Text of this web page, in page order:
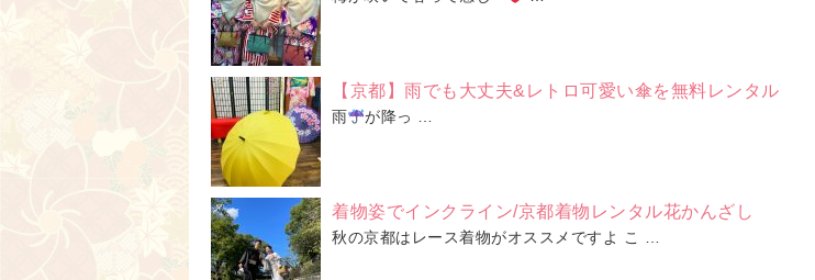
【京都】雨でも大丈夫&レトロ可愛い傘を無料レンタル
雨 が降っ …
着物姿でインクライン/京都着物レンタル花かんざし
秋の京都はレース着物がオススメですよ こ …